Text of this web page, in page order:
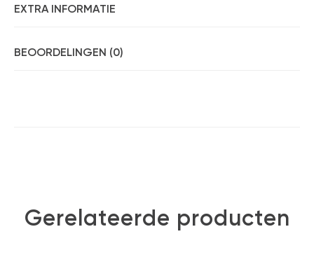
EXTRA INFORMATIE
BEOORDELINGEN (0)
Gerelateerde producten